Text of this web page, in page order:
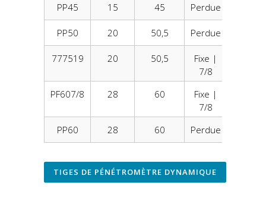
PP45 15 45 Perdue
PP50 20 50,5 Perdue
777519 20 50,5
Fixe |
7/8
PF607/8 28 60
Fixe |
7/8
PP60 28 60 Perdue
TIGES DE PÉNÉTROMÈTRE DYNAMIQUE